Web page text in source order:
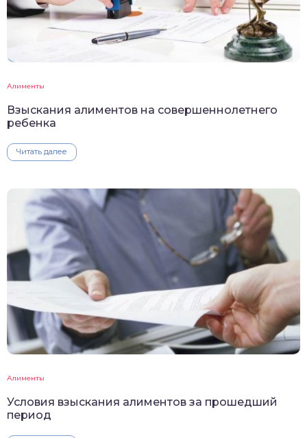
Алименты
Взыскания алиментов на совершеннолетнего
ребенка
Читать далее
Алименты
Условия взыскания алиментов за прошедший
период